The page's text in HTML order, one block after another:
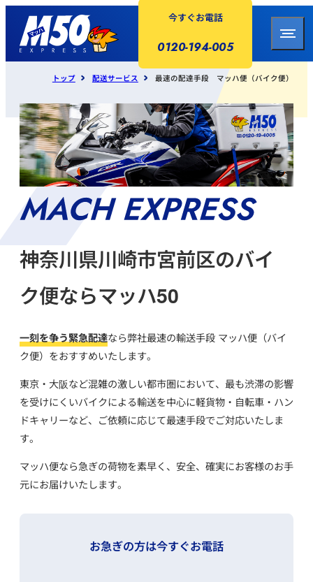
今すぐお電話
0120-194-005
神奈川県川崎市宮前区のバイ
ク便ならマッハ50
一刻を争う緊急配達なら弊社最速の輸送手段 マッハ便（バイ
ク便）をおすすめいたします。
東京・大阪など混雑の激しい都市圏において、 最も渋滞の影響
を受けにくいバイクによる輸送を中心に軽貨物・自転車・ハン
ドキャリーなど、ご依頼に応じて最速手段でご対応いたしま
す。
マッハ便なら急ぎの荷物を素早く、安全、確実にお客様のお手
元にお届けいたします。
お急ぎの方は今すぐお電話
トップ 配送サービス 最速の配達手段 マッハ便（バイク便）